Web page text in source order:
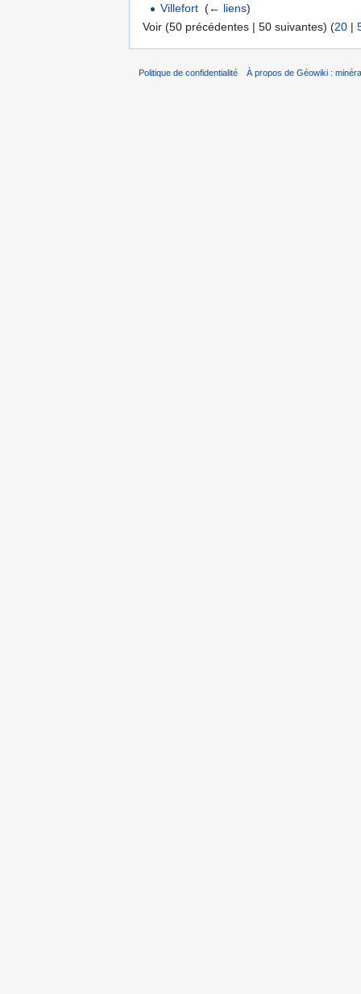
Villefort ‎(← liens)
Voir (50 précédentes | 50 suivantes) (20 |
Politique de confidentialité À propos de Géowiki :